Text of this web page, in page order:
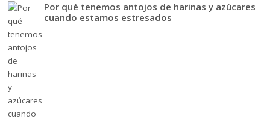
Por qué tenemos antojos de harinas y azúcares
cuando estamos estresados